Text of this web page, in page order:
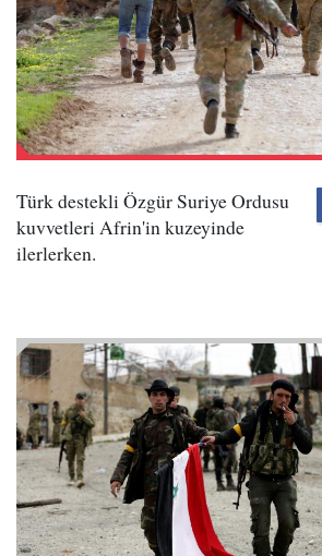
Türk destekli Özgür Suriye Ordusu
kuvvetleri Afrin'in kuzeyinde
ilerlerken.